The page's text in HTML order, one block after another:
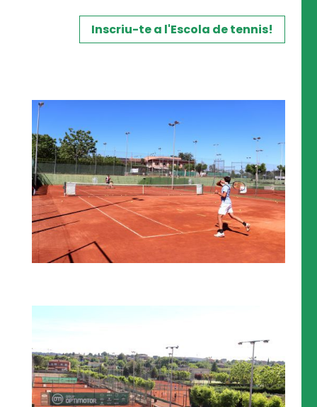
Inscriu-te a l'Escola de tennis!